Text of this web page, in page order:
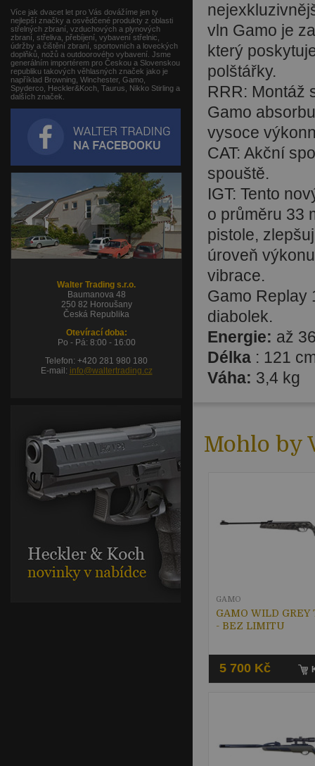
vln Gamo je
který
polštářky.
RRR: Montáž
Gamo
vysoce
CAT: Akční
spouště.
IGT: Tento
o průměru 33
pistole,
úroveň
vibrace.
Gamo Replay
diabolek.
Energie: až
Délka : 121
Váha: 3,4 kg
Mohlo by
GAMO WILD GREY
- BEZ LIMITU
GAMO
5 700 Kč
Více jak dvacet let pro Vás dovážíme jen ty
nejlepší značky a osvědčené produkty z oblasti
střelných zbraní, vzduchových a plynových
zbraní, střeliva, přebíjení, vybavení střelnic,
údržby a čištění zbraní, sportovních a loveckých
doplňků, nožů a outdoorového vybavení. Jsme
generálním importérem pro Českou a Slovenskou
republiku takových věhlasných značek jako je
například Browning, Winchester, Gamo,
Spyderco, Heckler&Koch, Taurus, Nikko Stirling a
dalších značek.
Walter Trading s.r.o.
Baumanova 48
250 82 Horoušany
Česká Republika
Otevírací doba:
Po - Pá: 8:00 - 16:00
Telefon: +420 281 980 180
E-mail: info@waltertrading.cz